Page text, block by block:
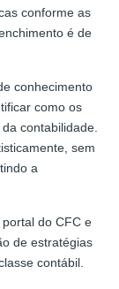
conforme as
é de
conhecimento
como os
contabilidade.
sem
a
do CFC e
de estratégias
contábil.